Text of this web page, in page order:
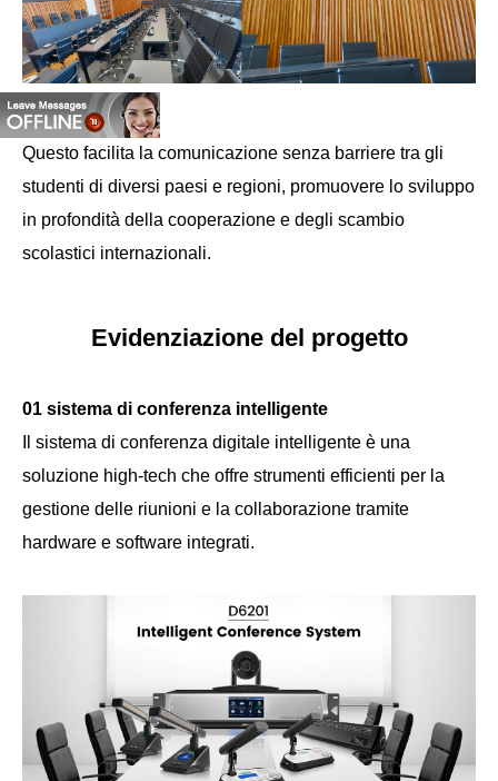
Questo facilita la comunicazione senza barriere tra gli
studenti di diversi paesi e regioni, promuovere lo sviluppo
in profondità della cooperazione e degli scambio
scolastici internazionali.
Evidenziazione del progetto
01 sistema di conferenza intelligente
Il sistema di conferenza digitale intelligente è una
soluzione high-tech che offre strumenti efficienti per la
gestione delle riunioni e la collaborazione tramite
hardware e software integrati.